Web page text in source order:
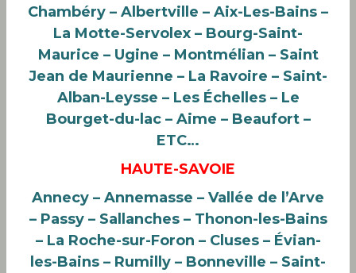
Chambéry – Albertville – Aix-Les-Bains –
La Motte-Servolex – Bourg-Saint-
Maurice – Ugine – Montmélian – Saint
Jean de Maurienne – La Ravoire – Saint-
Alban-Leysse – Les Échelles – Le
Bourget-du-lac – Aime – Beaufort–
ETC…
HAUTE-SAVOIE
Annecy – Annemasse – Vallée de l’Arve
– Passy – Sallanches – Thonon-les-Bains
– La Roche-sur-Foron – Cluses – Évian-
les-Bains – Rumilly – Bonneville – Saint-